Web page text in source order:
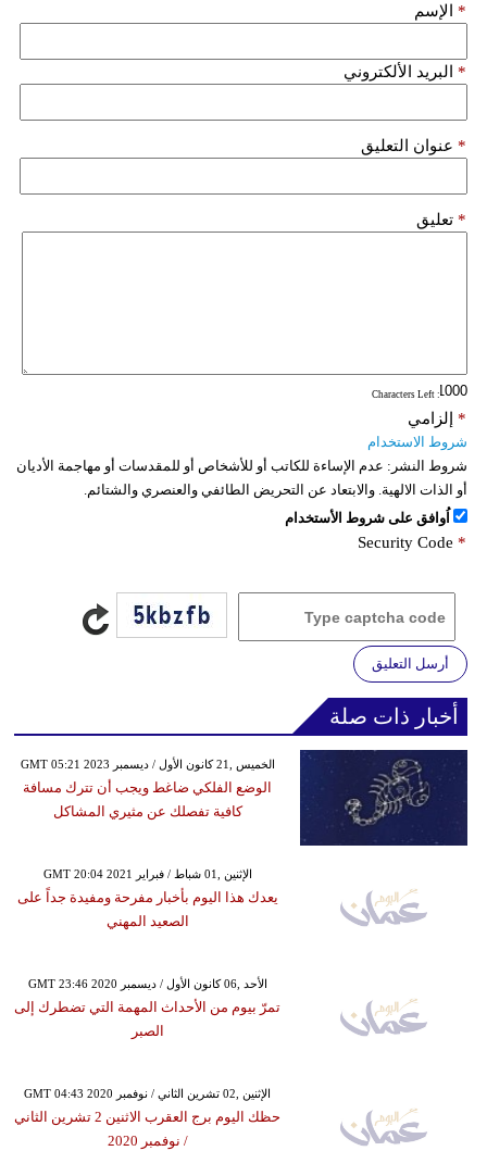
سيارات
الإسم *
البريد الألكتروني *
عنوان التعليق *
تعليق *
: Characters Left
إلزامي *
شروط الاستخدام
شروط النشر: عدم الإساءة للكاتب أو للأشخاص أو للمقدسات أو مهاجمة الأديان
أو الذات الالهية. والابتعاد عن التحريض الطائفي والعنصري والشتائم.
اُوافق على شروط الأستخدام
Security Code *
أرسل التعليق
أخبار ذات صلة
GMT 05:21 2023 الخميس ,21 كانون الأول / ديسمبر
الوضع الفلكي ضاغط ويجب أن تترك مسافة
كافية تفصلك عن مثيري المشاكل
GMT 20:04 2021 الإثنين ,01 شباط / فبراير
يعدك هذا اليوم بأخبار مفرحة ومفيدة جداً على
الصعيد المهني
GMT 23:46 2020 الأحد ,06 كانون الأول / ديسمبر
تمرّ بيوم من الأحداث المهمة التي تضطرك إلى
الصبر
GMT 04:43 2020 الإثنين ,02 تشرين الثاني / نوفمبر
حظك اليوم برج العقرب الاثنين 2 تشرين الثاني
/ نوفمبر 2020